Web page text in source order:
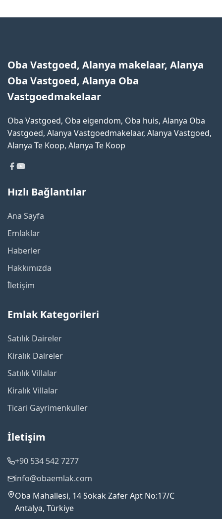
Oba Vastgoed, Alanya makelaar, Alanya
Oba Vastgoed, Alanya Oba
Vastgoedmakelaar
Oba Vastgoed, Oba eigendom, Oba huis, Alanya Oba
Vastgoed, Alanya Vastgoedmakelaar, Alanya Vastgoed,
Alanya Te Koop, Alanya Te Koop
Hızlı Bağlantılar
Ana Sayfa
Emlaklar
Haberler
Hakkımızda
İletişim
Emlak Kategorileri
Satılık Daireler
Kiralık Daireler
Satılık Villalar
Kiralık Villalar
Ticari Gayrimenkuller
İletişim
+90 534 542 7277
info@obaemlak.com
Oba Mahallesi, 14 Sokak Zafer Apt No:17/C
Antalya, Türkiye